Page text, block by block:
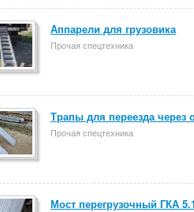
Аппарели для грузовика
Прочая спецтехника
Трапы для переезда через
Прочая спецтехника
Мост перегрузочный ГКА